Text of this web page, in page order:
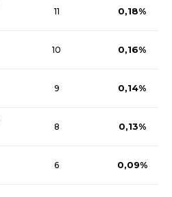
11 0,18%
10 0,16%
9 0,14%
8 0,13%
6 0,09%